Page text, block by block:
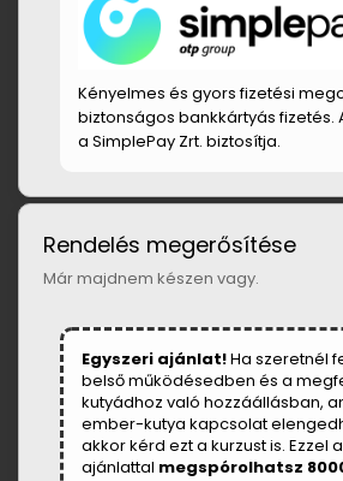
Kényelmes és gyors fizetési
biztonságos bankkártyás fizetés.
a SimplePay Zrt. biztosítja.
Rendelés megerősítése
Már majdnem készen vagy.
Egyszeri ajánlat!Ha szeretnél
belső működésedben és a
kutyádhoz való hozzáállásban,
ember-kutya kapcsolat
akkor kérd ezt a kurzust is. Ezzel
ajánlattal megspórolhatsz